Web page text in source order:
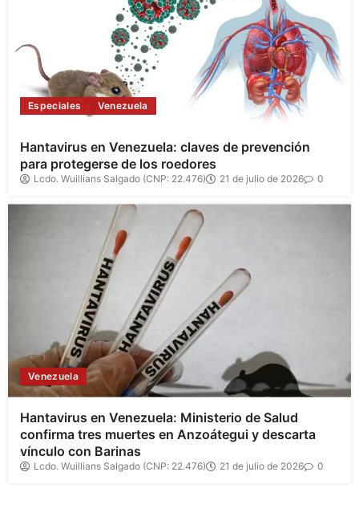
Especiales Venezuela
Hantavirus en Venezuela: claves de prevención
para protegerse de los roedores
Lcdo. Wuillians Salgado (CNP: 22.476) 21 de julio de 2026 0
Venezuela
Hantavirus en Venezuela: Ministerio de Salud
confirma tres muertes en Anzoátegui y descarta
vínculo con Barinas
Lcdo. Wuillians Salgado (CNP: 22.476) 21 de julio de 2026 0